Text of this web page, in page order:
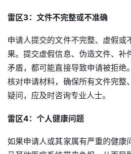
雷区3：文件不完整或不准确
申请人提交的文件不完整、虚假或
果。提交虚假信息、伪造文件、补
矛盾，都可能直接导致申请被拒绝
核对申请材料，确保所有文件完整
疑问，应及时咨询专业人士。
雷区4：个人健康问题
如果申请人或其家属有严重的健康